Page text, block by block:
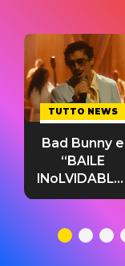
TUTTO NEWS
Bad Bunny e
“BAILE
INoLVIDABLE”:
testo,
significato